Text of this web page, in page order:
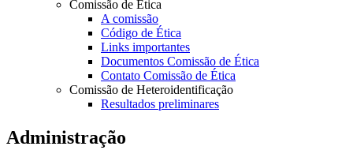
Comissão de Ética
A comissão
Código de Ética
Links importantes
Documentos Comissão de Ética
Contato Comissão de Ética
Comissão de Heteroidentificação
Resultados preliminares
Administração